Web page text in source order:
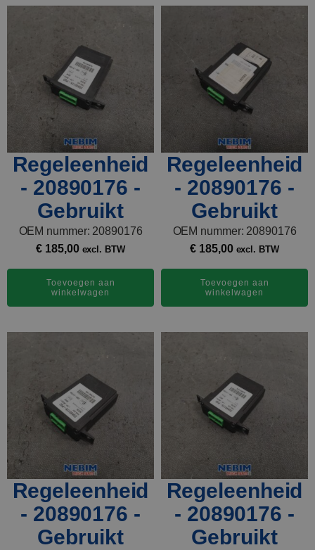
Regeleenheid
- 20890176 -
Gebruikt
OEM nummer: 20890176
€ 185,00 excl. BTW
Toevoegen aan
winkelwagen
Regeleenheid
- 20890176 -
Gebruikt
OEM nummer: 20890176
€ 185,00 excl. BTW
Toevoegen aan
winkelwagen
Regeleenheid
- 20890176 -
Gebruikt
Regeleenheid
- 20890176 -
Gebruikt